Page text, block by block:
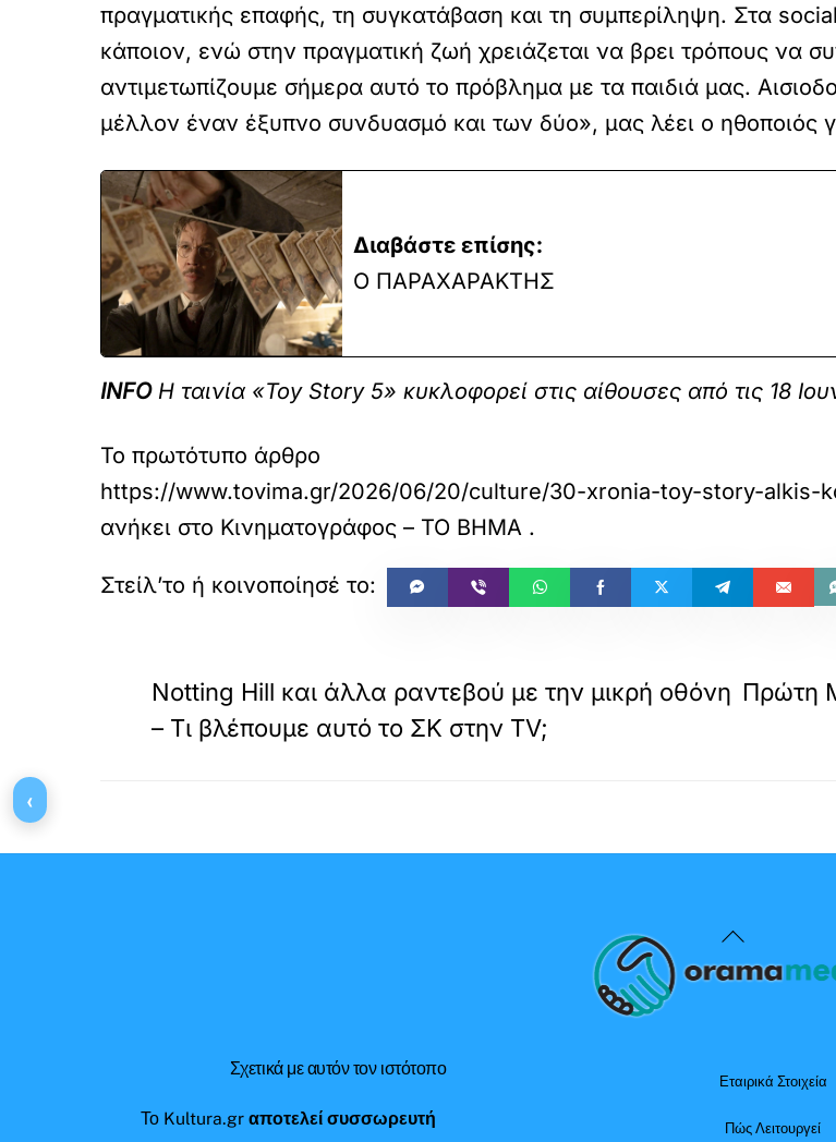
πραγματικής επαφής, τη συγκατάβαση και τη συμπερίληψη. Στα
κάποιον, ενώ στην πραγματική ζωή χρειάζεται να βρει τρόπους να
αντιμετωπίζουμε σήμερα αυτό το πρόβλημα με τα παιδιά μας.
μέλλον έναν έξυπνο συνδυασμό και των δύο», μας λέει ο ηθοποιός
Διαβάστε επίσης:
Ο ΠΑΡΑΧΑΡΑΚΤΗΣ
INFOΗ ταινία «Toy Story 5» κυκλοφορεί στις αίθουσες από τις 18
Το πρωτότυπο άρθρο
https://www.tovima.gr/2026/06/20/culture/30-xronia-toy-story-
ανήκει στο Κινηματογράφος – ΤΟ ΒΗΜΑ .
Notting Hill και άλλα ραντεβού με την μικρή οθόνη
– Τι βλέπουμε αυτό το ΣΚ στην TV;
Πρώτη
Back
To
Σχετικά με αυτόν τον ιστότοπο
Το Kultura.grαποτελεί συσσωρευτή
Εταιρικά Στοιχεία
Πώς Λειτουργεί
‹